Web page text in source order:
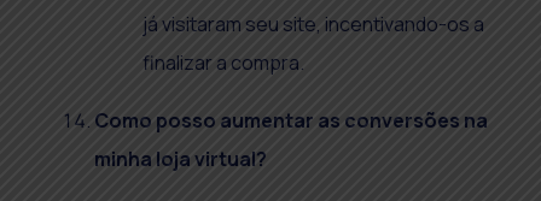
já visitaram seu site, incentivando-os a
finalizar a compra.
Como posso aumentar as conversões na
minha loja virtual?